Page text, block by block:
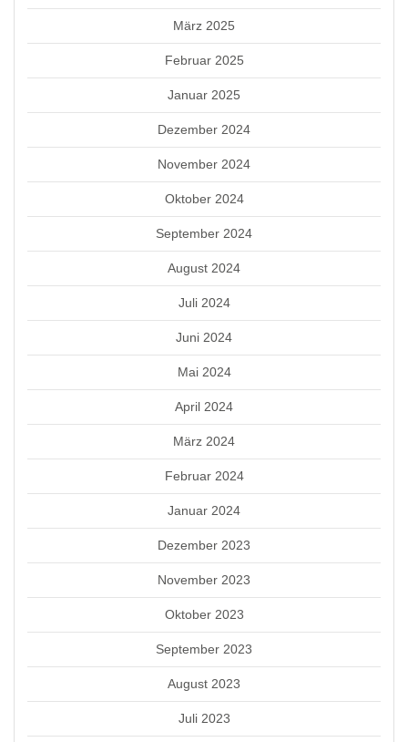
März 2025
Februar 2025
Januar 2025
Dezember 2024
November 2024
Oktober 2024
September 2024
August 2024
Juli 2024
Juni 2024
Mai 2024
April 2024
März 2024
Februar 2024
Januar 2024
Dezember 2023
November 2023
Oktober 2023
September 2023
August 2023
Juli 2023